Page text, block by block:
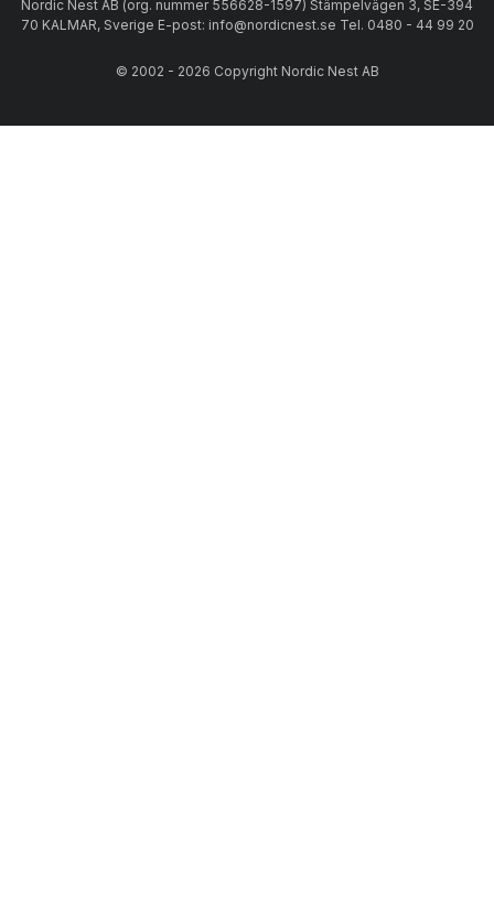
Nordic Nest AB (org. nummer 556628-1597) Stämpelvägen 3, SE-394
70 KALMAR, Sverige E-post: info@nordicnest.se Tel. 0480 - 44 99 20
© 2002 - 2026 Copyright Nordic Nest AB